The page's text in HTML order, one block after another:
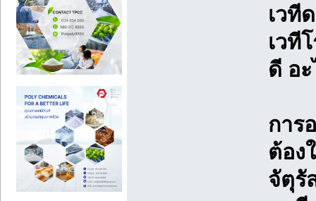
เวที
เวที
ดี อ
การ
ต้อง
จัตุรั